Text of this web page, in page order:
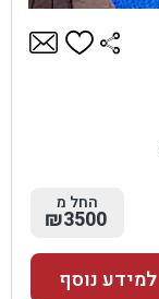
החל מ
₪3500
למידע נוסף